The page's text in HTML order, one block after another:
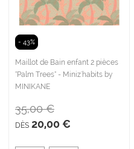
- 43%
Maillot de Bain enfant 2 pièces
"Palm Trees" - Miniz'habits by
MINIKANE
DÈS 20,00 €
35,00 €